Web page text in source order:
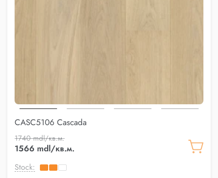
CASC5106 Cascada
1740 mdl/кв.м.
1566 mdl/кв.м.
Stock: